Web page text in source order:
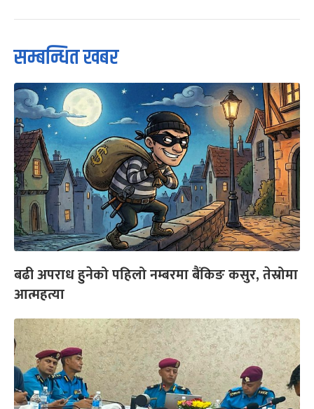
सम्बन्धित खबर
बढी अपराध हुनेको पहिलो नम्बरमा बैंकिङ कसुर, तेस्रोमा
आत्महत्या